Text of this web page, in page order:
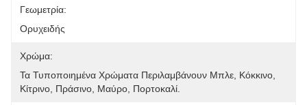
Γεωμετρία:
Ορυχειδής
Χρώμα:
Τα Τυποποιημένα Χρώματα Περιλαμβάνουν Μπλε, Κόκκινο,
Κίτρινο, Πράσινο, Μαύρο, Πορτοκαλί.